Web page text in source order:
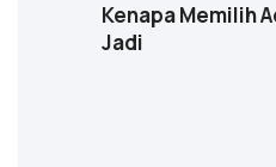
Kenapa Memilih
Jadi